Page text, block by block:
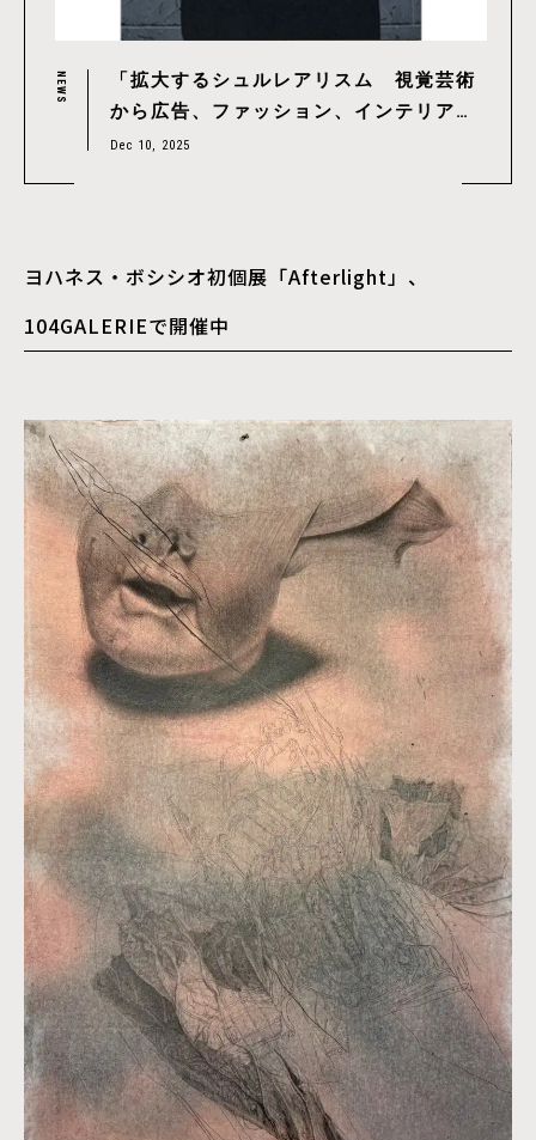
NEWS
「拡大するシュルレアリスム 視覚芸術
から広告、ファッション、インテリア
へ」、12/13（土）より大阪中之島美術
Dec 10, 2025
ヨハネス・ボシシオ初個展「Afterlight」、
104GALERIEで開催中